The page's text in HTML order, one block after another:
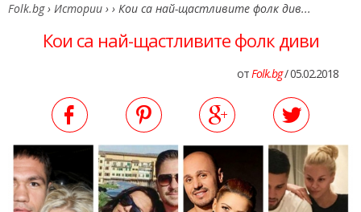
Folk.bg › Истории › › Кои са най-щастливите фолк див...
Кои са най-щастливите фолк диви
отFolk.bg/ 05.02.2018